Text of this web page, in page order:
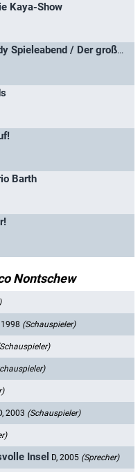
Kaya-Show
Paul Panzers Comedy Spieleabend / Der große Freitagabend Comedy Spieleabend
Barth
Nontschew
1998 (Schauspieler)
2003 (Schauspieler)
Insel D, 2005 (Sprecher)